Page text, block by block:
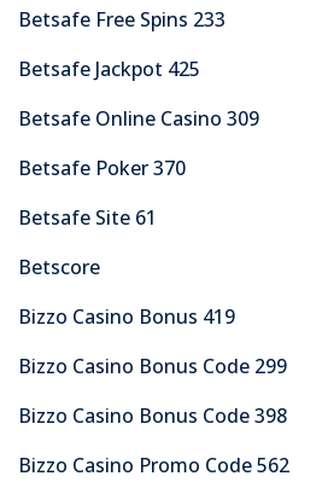
Betsafe Free Spins 233
Betsafe Jackpot 425
Betsafe Online Casino 309
Betsafe Poker 370
Betsafe Site 61
Betscore
Bizzo Casino Bonus 419
Bizzo Casino Bonus Code 299
Bizzo Casino Bonus Code 398
Bizzo Casino Promo Code 562